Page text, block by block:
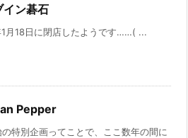
イン碁石
月18日に閉店したようです……( ...
Pepper
特別企画ってことで、ここ数年の間に